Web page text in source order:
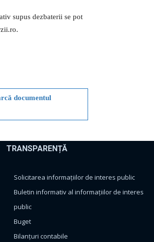
supus dezbaterii se pot
documentul
TRANSPARENȚĂ
Solicitarea informațiilor de interes public
Buletin informativ al informațiilor de interes
public
Buget
Bilanțuri contabile